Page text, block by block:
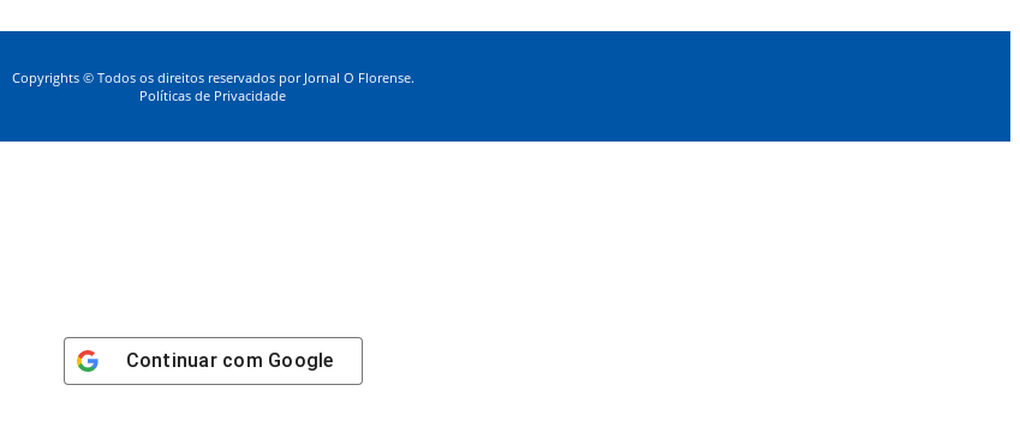
Copyrights © Todos os direitos reservados por Jornal O Florense.
Políticas de Privacidade
Continuar com Google